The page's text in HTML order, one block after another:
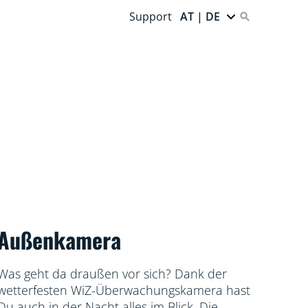
Support AT | DE
geht da draußen vor sich? Dank der
WiZ-Überwachungskamera hast